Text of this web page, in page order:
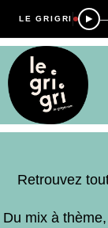
LE GRIGRI
Retrouvez
Du mix à